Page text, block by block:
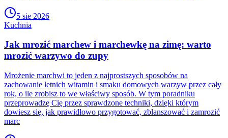
5 sie 2026
Kuchnia
Jak mrozić marchew i marchewkę na zimę: warto
mrozić warzywo do zupy
Mrożenie marchwi to jeden z najprostszych sposobów na
zachowanie letnich witamin i smaku domowych warzyw przez cały
rok, o ile zrobisz to we właściwy sposób. W tym poradniku
przeprowadzę Cię przez sprawdzone techniki, dzięki którym
dowiesz się, jak prawidłowo przygotować, zblanszować i zamrozić
marc